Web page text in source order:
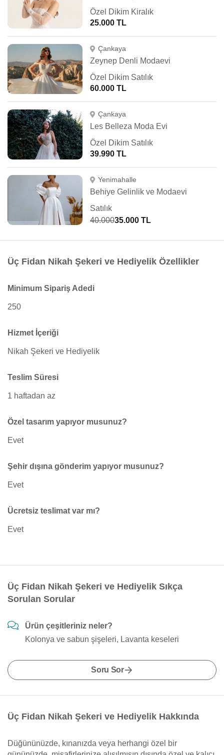
Özel Dikim Kiralık
25.000 TL
Çankaya
Zeynep Denli Modaevi
Özel Dikim Satılık
60.000 TL
Çankaya
Les Belleza Moda Evi
Özel Dikim Satılık
39.990 TL
Yenimahalle
Behiye Gelinlik ve Modaevi
Satılık
40.00035.000 TL
Üç Fidan Nikah Şekeri ve Hediyelik Özellikler
Minimum Sipariş Adedi
250
Hizmet İçeriği
Nikah Şekeri ve Hediyelik
Teslim Süresi
1 haftadan az
Özel tasarım yapıyor musunuz?
Evet
Şehir dışına gönderim yapıyor musunuz?
Evet
Ücretsiz teslimat var mı?
Evet
Üç Fidan Nikah Şekeri ve Hediyelik Sıkça
Sorulan Sorular
Ürün çeşitleriniz neler?
Kolonya ve sabun şişeleri, Lavanta keseleri
Soru Sor
Üç Fidan Nikah Şekeri ve Hediyelik Hakkında
Düğününüzde, kınanızda veya herhangi özel bir